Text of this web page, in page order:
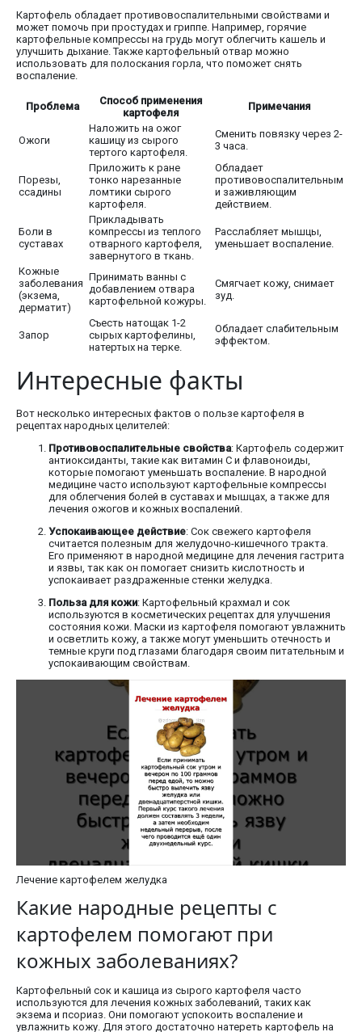
Картофель обладает противовоспалительными свойствами и
может помочь при простудах и гриппе. Например, горячие
картофельные компрессы на грудь могут облегчить кашель и
улучшить дыхание. Также картофельный отвар можно
использовать для полоскания горла, что поможет снять
воспаление.
Проблема
Способ применения
картофеля
Примечания
Ожоги
Наложить на ожог
кашицу из сырого
тертого картофеля.
Сменить повязку через 2-
3 часа.
Порезы,
ссадины
Приложить к ране
тонко нарезанные
ломтики сырого
картофеля.
Обладает
противовоспалительным
и заживляющим
действием.
Боли в
суставах
Прикладывать
компрессы из теплого
отварного картофеля,
завернутого в ткань.
Расслабляет мышцы,
уменьшает воспаление.
Кожные
заболевания
(экзема,
дерматит)
Принимать ванны с
добавлением отвара
картофельной кожуры.
Смягчает кожу, снимает
зуд.
Запор
Съесть натощак 1-2
сырых картофелины,
натертых на терке.
Обладает слабительным
эффектом.
Интересные факты
Вот несколько интересных фактов о пользе картофеля в
рецептах народных целителей:
Противовоспалительные свойства: Картофель содержит
антиоксиданты, такие как витамин C и флавоноиды,
которые помогают уменьшать воспаление. В народной
медицине часто используют картофельные компрессы
для облегчения болей в суставах и мышцах, а также для
лечения ожогов и кожных воспалений.
Успокаивающее действие: Сок свежего картофеля
считается полезным для желудочно-кишечного тракта.
Его применяют в народной медицине для лечения гастрита
и язвы, так как он помогает снизить кислотность и
успокаивает раздраженные стенки желудка.
Польза для кожи: Картофельный крахмал и сок
используются в косметических рецептах для улучшения
состояния кожи. Маски из картофеля помогают увлажнить
и осветлить кожу, а также могут уменьшить отечность и
темные круги под глазами благодаря своим питательным и
успокаивающим свойствам.
Лечение картофелем желудка
Какие народные рецепты с
картофелем помогают при
кожных заболеваниях?
Картофельный сок и кашица из сырого картофеля часто
используются для лечения кожных заболеваний, таких как
экзема и псориаз. Они помогают успокоить воспаление и
увлажнить кожу. Для этого достаточно натереть картофель на